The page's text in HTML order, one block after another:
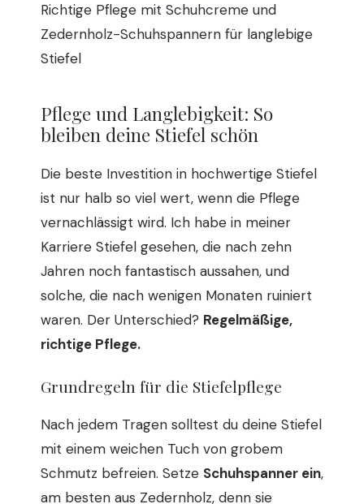
Richtige Pflege mit Schuhcreme und
Zedernholz-Schuhspannern für langlebige
Stiefel
Pflege und Langlebigkeit: So
bleiben deine Stiefel schön
Die beste Investition in hochwertige Stiefel
ist nur halb so viel wert, wenn die Pflege
vernachlässigt wird. Ich habe in meiner
Karriere Stiefel gesehen, die nach zehn
Jahren noch fantastisch aussahen, und
solche, die nach wenigen Monaten ruiniert
waren. Der Unterschied? Regelmäßige,
richtige Pflege.
Grundregeln für die Stiefelpflege
Nach jedem Tragen solltest du deine Stiefel
mit einem weichen Tuch von grobem
Schmutz befreien. Setze Schuhspanner ein,
am besten aus Zedernholz, denn sie